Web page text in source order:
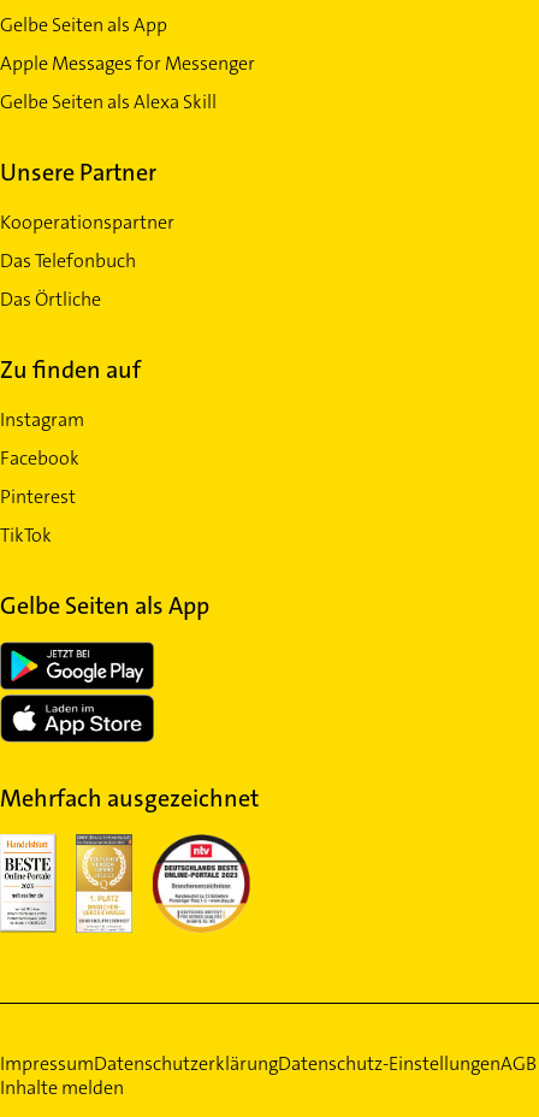
Gelbe Seiten als App
Apple Messages for Messenger
Gelbe Seiten als Alexa Skill
Unsere Partner
Kooperationspartner
Das Telefonbuch
Das Örtliche
Zu finden auf
Instagram
Facebook
Pinterest
TikTok
Gelbe Seiten als App
Mehrfach ausgezeichnet
ImpressumDatenschutzerklärungDatenschutz-EinstellungenAGB
Inhalte melden